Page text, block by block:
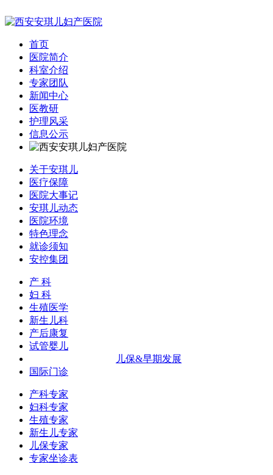
首页
医院简介
科室介绍
专家团队
新闻中心
医教研
护理风采
信息公示
关于安琪儿
医疗保障
医院大事记
安琪儿动态
医院环境
特色理念
就诊须知
安控集团
产 科
妇 科
生殖医学
新生儿科
产后康复
试管婴儿
儿保&早期发展
国际门诊
产科专家
妇科专家
生殖专家
新生儿专家
儿保专家
专家坐诊表